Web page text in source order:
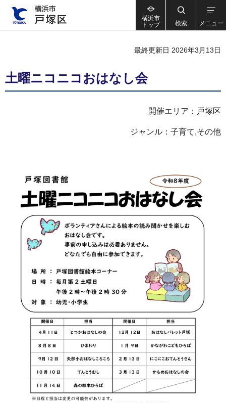
横浜市
トップ
検索 メニュー
最終更新日 2026年3月13日
土曜ニコニコおはなし会
開催エリア：戸塚区
ジャンル：子育て,その他